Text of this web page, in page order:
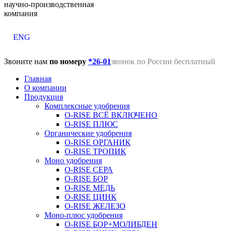
научно-производственная
компания
ENG
Звоните нам по номеру *26-01звонок по России бесплатный
Главная
О компании
Продукция
Комплексные удобрения
O-RISE ВСЁ ВКЛЮЧЕНО
O-RISE ПЛЮС
Органические удобрения
O-RISE ОРГАНИК
O-RISE ТРОПИК
Моно удобрения
O-RISE СЕРА
O-RISE БОР
O-RISE МЕДЬ
O-RISE ЦИНК
O-RISE ЖЕЛЕЗО
Моно-плюс удобрения
O-RISE БОР+МОЛИБДЕН